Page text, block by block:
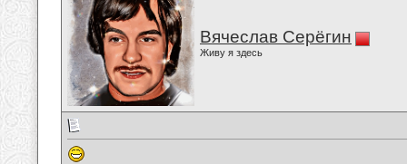
Вячеслав Серёгин
Живу я здесь